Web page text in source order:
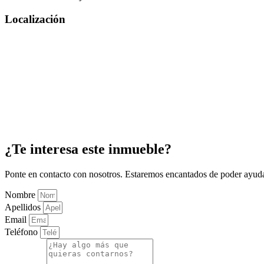
Localización
¿Te interesa este inmueble?
Ponte en contacto con nosotros. Estaremos encantados de poder
Nombre
Apellidos
Email
Teléfono